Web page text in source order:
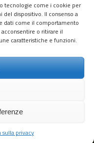
tecnologie come i cookie per
dispositivo. Il consenso a
dati come il comportamento
o ritirare il
caratteristiche e funzioni.
privacy
“È
di scelta,
via d’uscita.”
i diritti riservati